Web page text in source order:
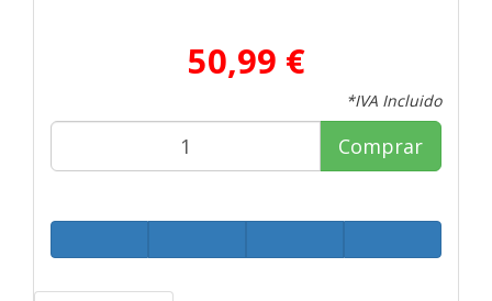
50,99 €
*IVA Incluido
Comprar